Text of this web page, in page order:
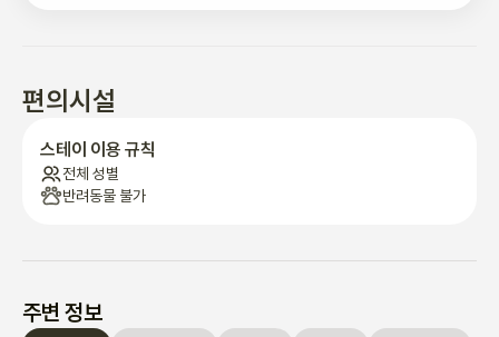
편의시설
스테이 이용 규칙
전체 성별
반려동물 불가
주변 정보